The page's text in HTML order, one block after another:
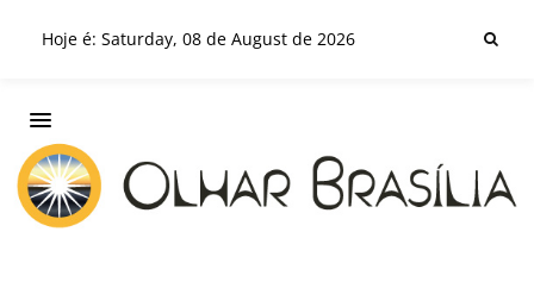
Hoje é: Saturday, 08 de August de 2026